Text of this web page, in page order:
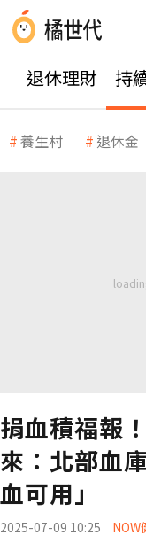
退休理財 持
養生村 退休金
捐血積福報
來：北部血
血可用」
2025-07-09 10:25 NOW